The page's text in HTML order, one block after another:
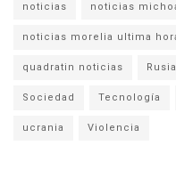
noticias noticias
noticias morelia ultima
quadratin noticias Rusia
Sociedad Tecnología
ucrania Violencia